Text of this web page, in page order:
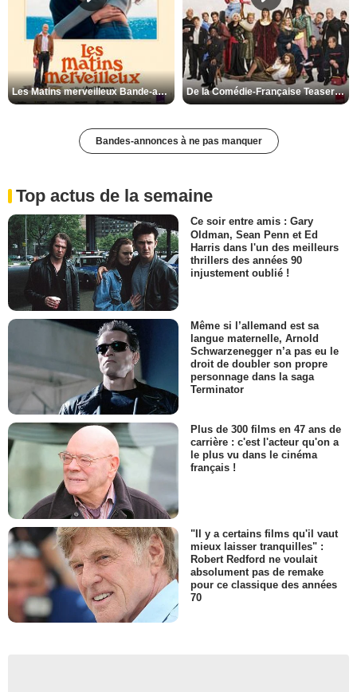
Les Matins merveilleux Bande-annonce VF De la Comédie-Française Teaser VF
Bandes-annonces à ne pas manquer
Top actus de la semaine
Ce soir entre amis : Gary
Oldman, Sean Penn et Ed
Harris dans l'un des meilleurs
thrillers des années 90
injustement oublié !
Même si l’allemand est sa
langue maternelle, Arnold
Schwarzenegger n’a pas eu le
droit de doubler son propre
personnage dans la saga
Terminator
Plus de 300 films en 47 ans de
carrière : c'est l'acteur qu'on a
le plus vu dans le cinéma
français !
"Il y a certains films qu'il vaut
mieux laisser tranquilles" :
Robert Redford ne voulait
absolument pas de remake
pour ce classique des années
70